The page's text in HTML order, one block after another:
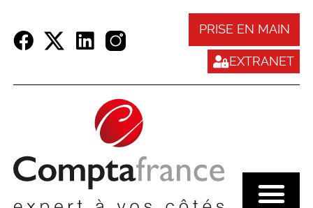
PRISE EN MAIN
EXTRANET